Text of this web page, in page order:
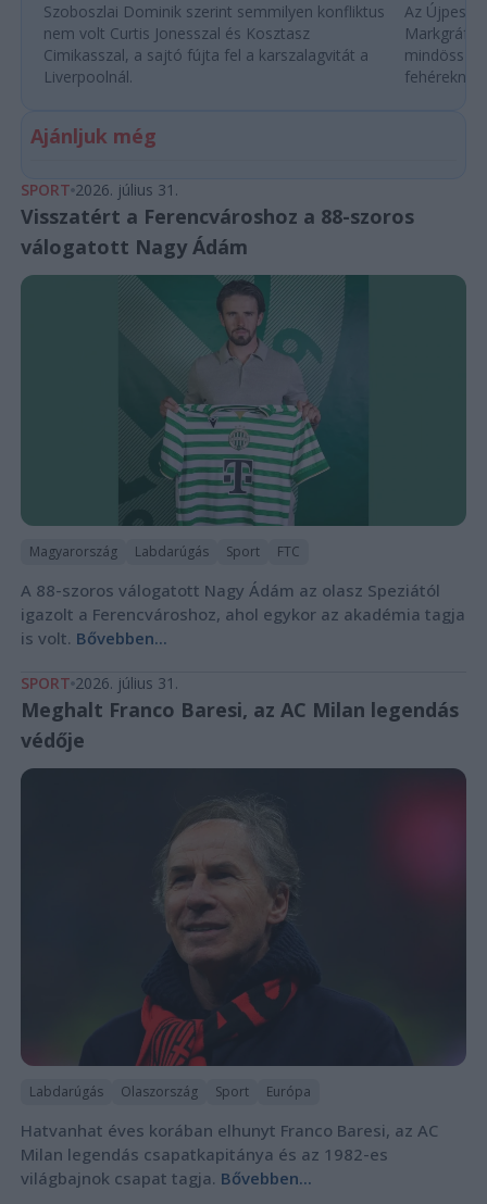
Szoboszlai Dominik szerint semmilyen konfliktus
nem volt Curtis Jonesszal és Kosztasz
Cimikasszal, a sajtó fújta fel a karszalagvitát a
Liverpoolnál.
Az
Markgráf
mindössze
fehéreknél.
Ajánljuk még
SPORT 2026. július 31.
Visszatért a Ferencvároshoz a 88-szoros
válogatott Nagy Ádám
Magyarország Labdarúgás Sport FTC
A 88-szoros válogatott Nagy Ádám az olasz Speziától
igazolt a Ferencvároshoz, ahol egykor az akadémia tagja
is volt. Bővebben...
SPORT 2026. július 31.
Meghalt Franco Baresi, az AC Milan legendás
védője
Labdarúgás Olaszország Sport Európa
Hatvanhat éves korában elhunyt Franco Baresi, az AC
Milan legendás csapatkapitánya és az 1982-es
világbajnok csapat tagja. Bővebben...